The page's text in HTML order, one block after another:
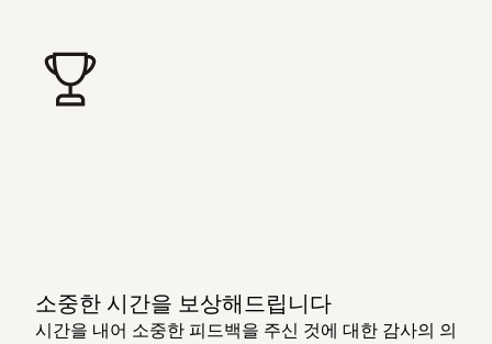
소중한 시간을 보상해드립니다
시간을 내어 소중한 피드백을 주신 것에 대한 감사의 의